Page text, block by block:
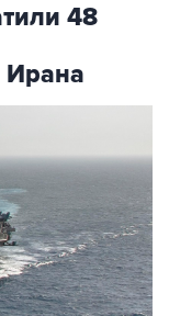
48
Ирана